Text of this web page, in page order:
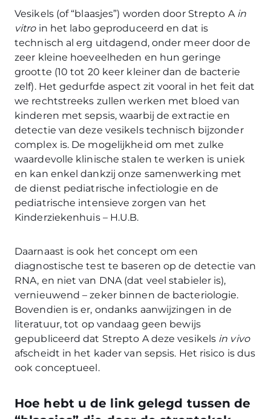
Vesikels (of “blaasjes”) worden door Strepto A in
vitroin het labo geproduceerd en dat is
technisch al erg uitdagend, onder meer door de
zeer kleine hoeveelheden en hun geringe
grootte (10 tot 20 keer kleiner dan de bacterie
zelf). Het gedurfde aspect zit vooral in het feit dat
we rechtstreeks zullen werken met bloed van
kinderen met sepsis, waarbij de extractie en
detectie van deze vesikels technisch bijzonder
complex is. De mogelijkheid om met zulke
waardevolle klinische stalen te werken is uniek
en kan enkel dankzij onze samenwerking met
de dienst pediatrische infectiologie en de
pediatrische intensieve zorgen van het
Kinderziekenhuis – H.U.B.
Daarnaast is ook het concept om een
diagnostische test te baseren op de detectie van
RNA, en niet van DNA (dat veel stabieler is),
vernieuwend – zeker binnen de bacteriologie.
Bovendien is er, ondanks aanwijzingen in de
literatuur, tot op vandaag geen bewijs
gepubliceerd dat Strepto A deze vesikels in vivo
afscheidt in het kader van sepsis. Het risico is dus
ook conceptueel.
Hoe hebt u de link gelegd tussen de